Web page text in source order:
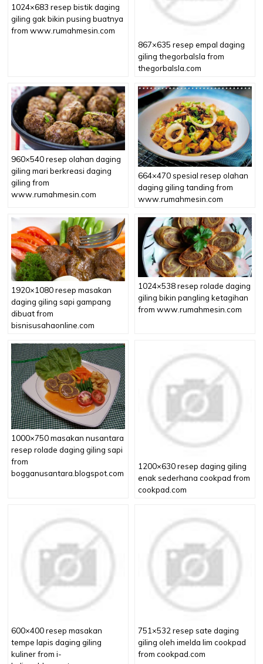
1024×683 resep bistik daging
giling gak bikin pusing buatnya
from www.rumahmesin.com
867×635 resep empal daging
giling thegorbalsla from
thegorbalsla.com
960×540 resep olahan daging
giling mari berkreasi daging
giling from
www.rumahmesin.com
664×470 spesial resep olahan
daging giling tanding from
www.rumahmesin.com
1920×1080 resep masakan
daging giling sapi gampang
dibuat from
bisnisusahaonline.com
1024×538 resep rolade daging
giling bikin pangling ketagihan
from www.rumahmesin.com
1000×750 masakan nusantara
resep rolade daging giling sapi
from
bogganusantara.blogspot.com
1200×630 resep daging giling
enak sederhana cookpad from
cookpad.com
600×400 resep masakan
tempe lapis daging giling
kuliner from i-
751×532 resep sate daging
giling oleh imelda lim cookpad
from cookpad.com